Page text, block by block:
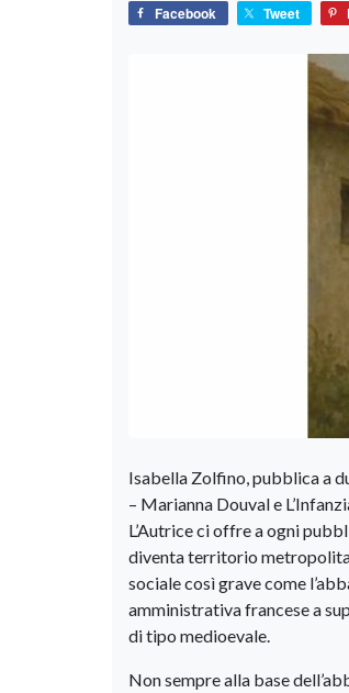
Facebook Tweet
Isabella Zolfino, pubblica a
– Marianna Douval e
L’Autrice ci offre a ogni
diventa territorio
sociale così grave come
amministrativa francese a
di tipo medioevale.
Non sempre alla base